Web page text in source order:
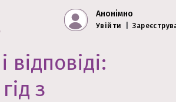
Анонімно
Увійти
відповіді:
з